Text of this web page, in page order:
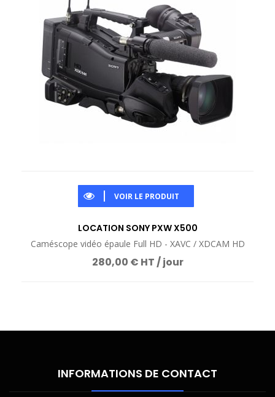
VOIR LE PRODUIT
LOCATION SONY PXW X500
Caméscope vidéo épaule Full HD - XAVC / XDCAM HD
280,00 € HT / jour
INFORMATIONS DE CONTACT